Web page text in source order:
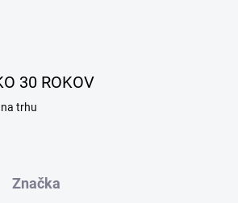
30 ROKOV
na trhu
Značka